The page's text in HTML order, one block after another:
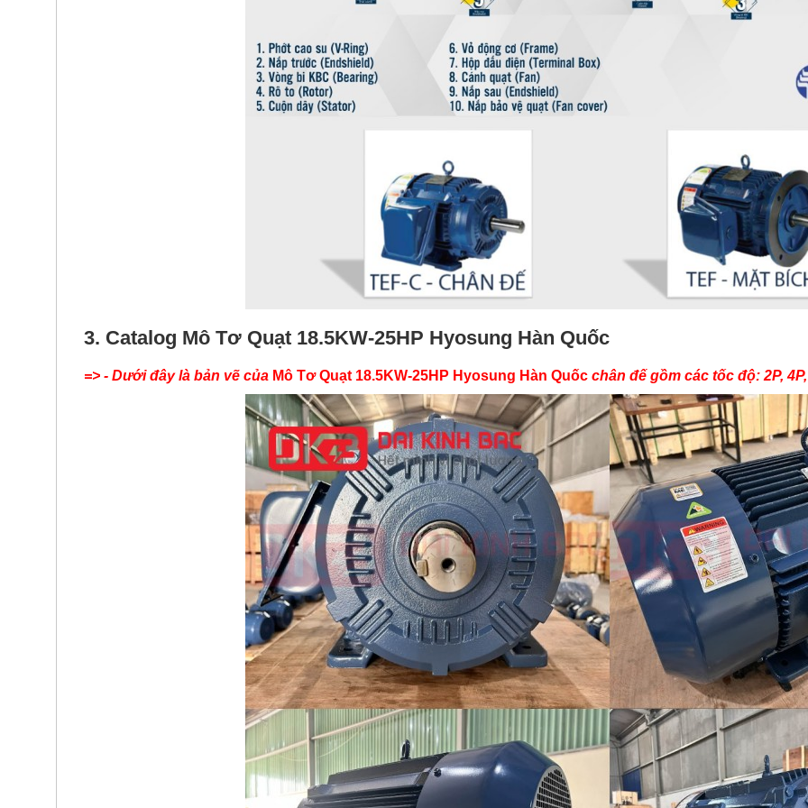
3. Catalog Mô Tơ Quạt 18.5KW-25HP Hyosung Hàn Quốc
=> - Dưới đây là bản vẽ của Mô Tơ Quạt 18.5KW-25HP Hyosung Hàn Quốc chân đế gồm các tốc độ: 2P,